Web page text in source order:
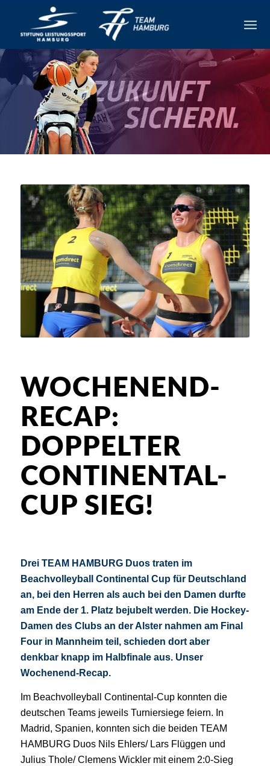
WOCHENEND-
RECAP:
DOPPELTER
CONTINENTAL-
CUP SIEG!
Drei TEAM HAMBURG Duos traten im
Beachvolleyball Continental Cup für Deutschland
an, bei den Herren als auch bei den Damen durfte
am Ende der 1. Platz bejubelt werden. Die Hockey-
Damen des Clubs an der Alster nahmen am Final
Four in Mannheim teil, schieden dort aber
denkbar knapp im Halbfinale aus. Unser
Wochenend-Recap.
Im Beachvolleyball Continental-Cup konnten die
deutschen Teams jeweils Turniersiege feiern. In
Madrid, Spanien, konnten sich die beiden TEAM
HAMBURG Duos Nils Ehlers/ Lars Flüggen und
Julius Thole/ Clemens Wickler mit einem 2:0-Sieg